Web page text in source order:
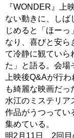
『WONDER』上
ない動きに、しば
じめると「ほー
なり、喜びと安ら
て冷静に観ていら
た」と語る。会場
上映後Q&Aが行
も綺麗な映画だ
水江のミステリア
作品がうつってい
集めている。
明2月11日、2回